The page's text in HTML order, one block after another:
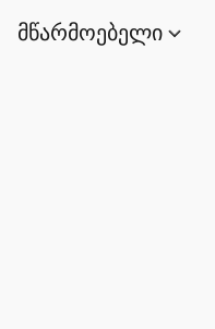
მწარმოებელი